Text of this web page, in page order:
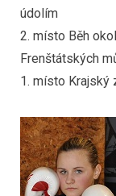
údolím
2. místo Běh
Frenštátských
1. místo Krajský